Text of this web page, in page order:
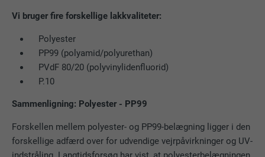
Vi bruger fire forskellige lakkvaliteter:
Polyester
PP99 (polyamid/polyurethan)
PVdF 80/20 (polyvinylidenfluorid)
P.10
Sammenligning: Polyester - PP99
Forskellen mellem polyester- og PP99-belægning ligger i den
forskellige adfærd over for udvendige vejrpåvirkninger og UV-